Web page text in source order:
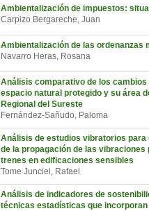
Ambientalización de impuestos:
Carpizo Bergareche, Juan
Ambientalización de las ordenanzas
Navarro Heras, Rosana
Análisis comparativo de los cambios
espacio natural protegido y su área
Regional del Sureste
Fernández-Sañudo, Paloma
Análisis de estudios vibratorios para
de la propagación de las vibraciones
trenes en edificaciones sensibles
Tome Junciel, Rafael
Análisis de indicadores de
técnicas estadísticas que